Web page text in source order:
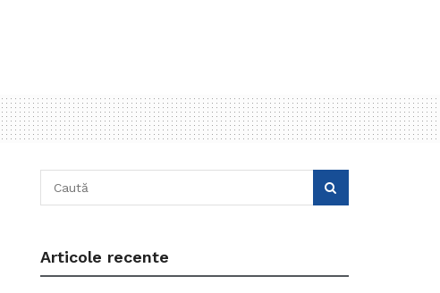
Articole recente